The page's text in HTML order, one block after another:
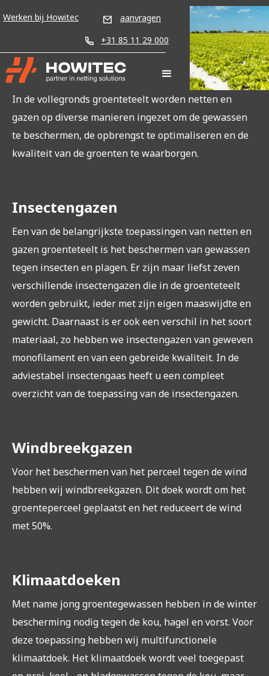
Werken bij Howitec
aanvragen
+31 85 11 29 000
In de vollegronds groenteteelt worden netten en
gazen op diverse manieren ingezet om de gewassen
te beschermen, de opbrengst te optimaliseren en de
kwaliteit van de groenten te waarborgen.
Insectengazen
‍Een van de belangrijkste toepassingen van netten en
gazen groenteteelt is het beschermen van gewassen
tegen insecten en plagen. Er zijn maar liefst zeven
verschillende insectengazen die in de groenteteelt
worden gebruikt, ieder met zijn eigen maaswijdte en
gewicht. Daarnaast is er ook een verschil in het soort
materiaal, zo hebben we insectengazen van geweven
monofilament en van een gebreide kwaliteit. In de
adviestabel insectengaas heeft u een compleet
overzicht van de toepassing van de insectengazen.
Windbreekgazen
‍Voor het beschermen van het perceel tegen de wind
hebben wij windbreekgazen. Dit doek wordt om het
groenteperceel geplaatst en het reduceert de wind
met 50%.
Klimaatdoeken
‍Met name jong groentegewassen hebben in de winter
bescherming nodig tegen de kou, hagel en vorst. Voor
deze toepassing hebben wij multifunctionele
klimaatdoek. Het klimaatdoek wordt veel toegepast